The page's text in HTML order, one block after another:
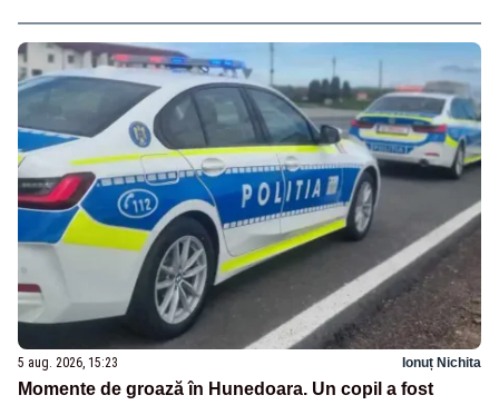
5 aug. 2026, 15:23 Ionuț Nichita
Momente de groază în Hunedoara. Un copil a fost